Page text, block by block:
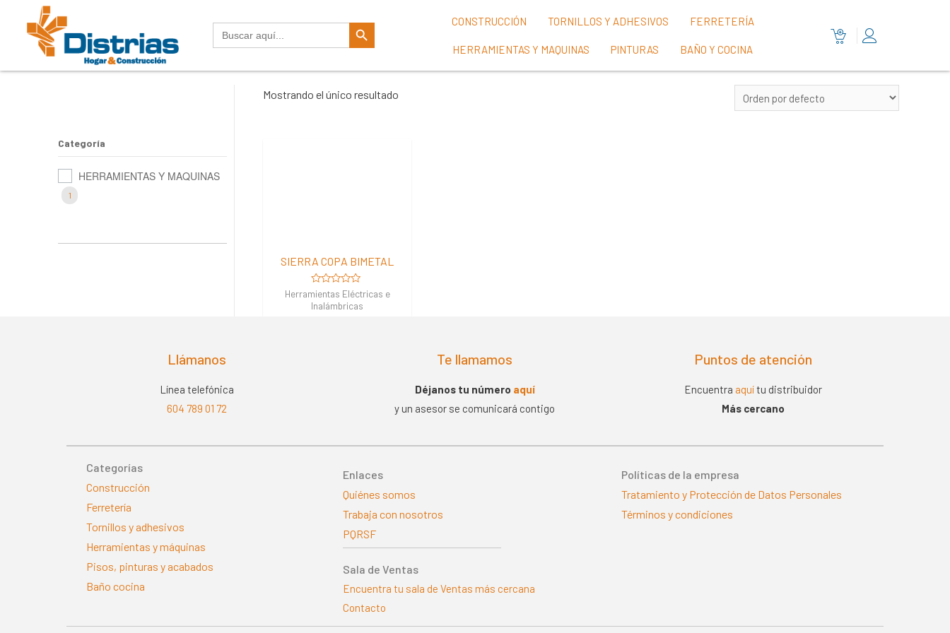
Buscar: Botón De Búsqueda CONSTRUCCIÓN TORNILLOS Y ADHESIVOS FERRETERÍA
HERRAMIENTAS Y MAQUINAS PINTURAS BAÑO Y COCINA
Categoría
HERRAMIENTAS Y MAQUINAS
1
Mostrando el único resultado
SIERRA COPA BIMETAL
Valorado
en
0
Herramientas Eléctricas e
Inalámbricas
Llámanos
Línea telefónica
604 789 01 72
Te llamamos
Déjanos tu número aquí
y un asesor se comunicará contigo
Puntos de atención
Encuentra aquítu distribuidor
Más cercano
Categorías
Construcción
Ferretería
Tornillos y adhesivos
Herramientas y máquinas
Pisos, pinturas y acabados
Baño cocina
Enlaces
Quiénes somos
Trabaja con nosotros
PQRSF
Sala de Ventas
Encuentra tu sala de Ventas más cercana
Contacto
Políticas de la empresa
Tratamiento y Protección de Datos Personales
Términos y condiciones